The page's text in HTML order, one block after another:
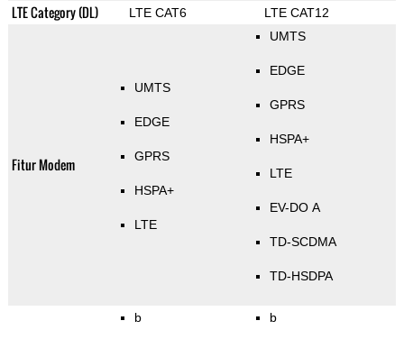
LTE Category (DL) LTE CAT6 LTE CAT12
Fitur Modem
UMTS
EDGE
GPRS
HSPA+
LTE
UMTS
EDGE
GPRS
HSPA+
LTE
EV-DO A
TD-SCDMA
TD-HSDPA
b b